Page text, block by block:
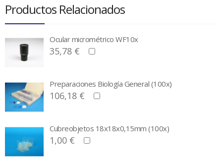
Productos Relacionados
Ocular micrométrico WF10x
35,78 €
Preparaciones Biología General (100x)
106,18 €
Cubreobjetos 18x18x0,15mm (100x)
1,00 €